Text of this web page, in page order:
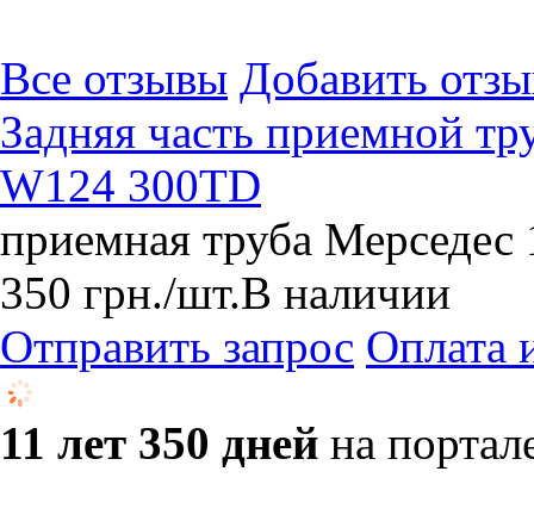
Все отзывы Добавить
Задняя часть приемной
W124 300TD
приемная труба Мерседес
350 грн./шт.В наличии
Отправить запрос Оплата
11 лет 350 дней на